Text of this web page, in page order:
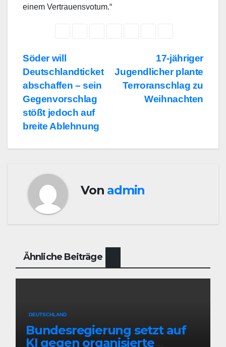
einem Vertrauensvotum.“
Beitragsnavigation17-jähriger
Jugendlicher plante
Terroranschlag zu
Weihnachten
Söder will
Deutschlandticket
abschaffen – sein
Gegenvorschlag
stößt jedoch auf
breite Ablehnung
Von admin
Ähnliche Beiträge
DEUTSCHLAND
Bundesregierung setzt auf
KI gegen organisierte